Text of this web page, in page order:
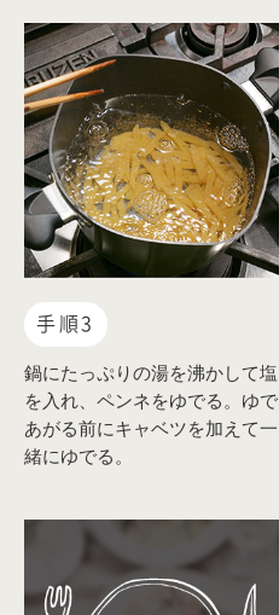
手順3
鍋にたっぷりの湯を沸かして塩
を入れ、ペンネをゆでる。ゆで
あがる前にキャベツを加えて一
緒にゆでる。